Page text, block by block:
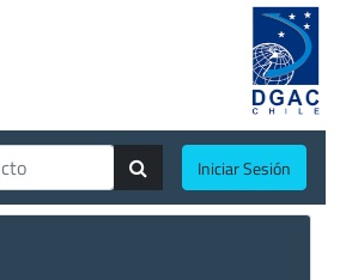
Iniciar Sesión